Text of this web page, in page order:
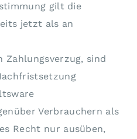
gilt die
jetzt als an
Zahlungsverzug, sind
Verbrauchern als
Recht nur ausüben,